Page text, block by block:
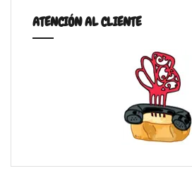
ATENCIÓN AL CLIENTE